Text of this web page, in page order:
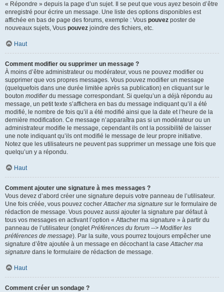
« Répondre » depuis la page d’un sujet. Il se peut que vous ayez besoin d’être
enregistré pour écrire un message. Une liste des options disponibles est
affichée en bas de page des forums, exemple : Vous pouvez poster de
nouveaux sujets, Vous pouvez joindre des fichiers, etc.
Haut
Comment modifier ou supprimer un message ?
À moins d’être administrateur ou modérateur, vous ne pouvez modifier ou
supprimer que vos propres messages. Vous pouvez modifier un message
(quelquefois dans une durée limitée après sa publication) en cliquant sur le
bouton modifierdu message correspondant. Si quelqu’un a déjà répondu au
message, un petit texte s’affichera en bas du message indiquant qu’il a été
modifié, le nombre de fois qu’il a été modifié ainsi que la date et l’heure de la
dernière modification. Ce message n’apparaîtra pas si un modérateur ou un
administrateur modifie le message, cependant ils ont la possibilité de laisser
une note indiquant qu’ils ont modifié le message de leur propre initiative.
Notez que les utilisateurs ne peuvent pas supprimer un message une fois que
quelqu’un y a répondu.
Haut
Comment ajouter une signature à mes messages ?
Vous devez d’abord créer une signature depuis votre panneau de l’utilisateur.
Une fois créée, vous pouvez cocherAttacher ma signature sur le formulaire de
rédaction de message. Vous pouvez aussi ajouter la signature par défaut à
tous vos messages en activant l’option « Attacher ma signature » à partir du
panneau de l’utilisateur (ongletPréférences du forum --> Modifier les
préférences de message). Par la suite, vous pourrez toujours empêcher une
signature d’être ajoutée à un message en décochant la caseAttacher ma
signature dans le formulaire de rédaction de message.
Haut
Comment créer un sondage ?